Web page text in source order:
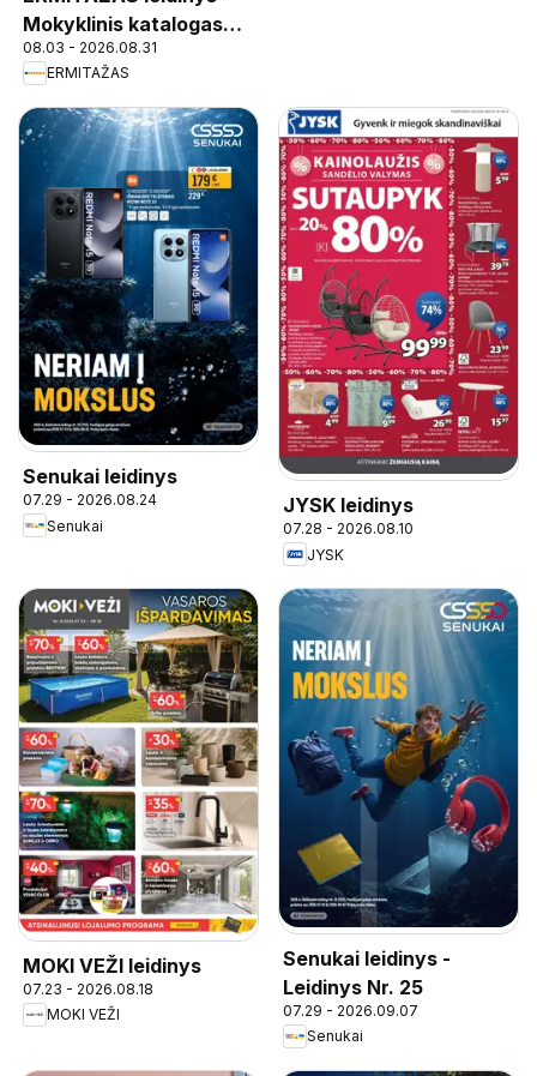
Mokyklinis katalogas
2026
08.03 - 2026.08.31
ERMITAŽAS
Senukai leidinys
07.29 - 2026.08.24
Senukai
JYSK leidinys
07.28 - 2026.08.10
JYSK
MOKI VEŽI leidinys
07.23 - 2026.08.18
MOKI VEŽI
Senukai leidinys -
Leidinys Nr. 25
07.29 - 2026.09.07
Senukai